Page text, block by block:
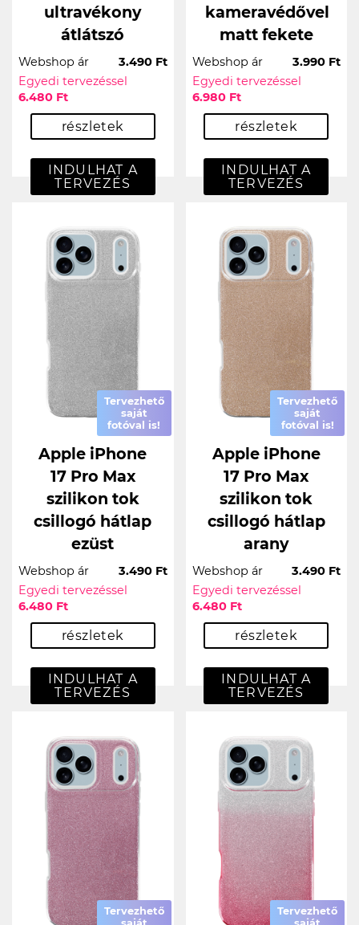
ultravékony
átlátszó
Webshop ár
3.490 Ft
Egyedi tervezéssel
6.480 Ft
részletek
INDULHAT A
TERVEZÉS
kameravédővel
matt fekete
Webshop ár
3.990 Ft
Egyedi tervezéssel
6.980 Ft
részletek
INDULHAT A
TERVEZÉS
Tervezhető
saját
fotóval is!
Apple iPhone
17 Pro Max
szilikon tok
csillogó hátlap
ezüst
Webshop ár
3.490 Ft
Egyedi tervezéssel
6.480 Ft
részletek
INDULHAT A
TERVEZÉS
Tervezhető
saját
fotóval is!
Apple iPhone
17 Pro Max
szilikon tok
csillogó hátlap
arany
Webshop ár
3.490 Ft
Egyedi tervezéssel
6.480 Ft
részletek
INDULHAT A
TERVEZÉS
Tervezhető
Tervezhető